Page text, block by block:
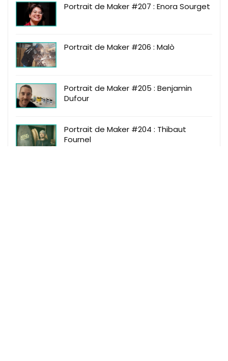
Portrait de Maker #207 : Enora Sourget
Portrait de Maker #206 : Malò
Portrait de Maker #205 : Benjamin
Dufour
Portrait de Maker #204 : Thibaut
Fournel